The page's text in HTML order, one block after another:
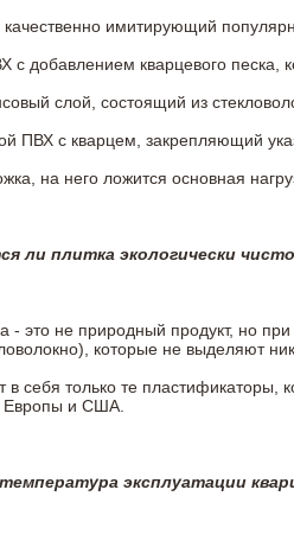
имитирующий
с добавлением кварцевого песка,
слой, состоящий из
ПВХ с кварцем, закрепляющий
на него ложится основная
ли плитка экологически
- это не природный продукт, но
которые не выделяют
в себя только те
Европы и США.
эксплуатации